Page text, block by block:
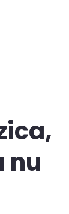
nu